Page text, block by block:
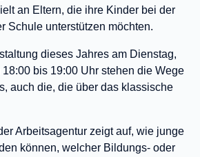
an Eltern, die ihre Kinder bei der
Schule unterstützen möchten.
dieses Jahres am Dienstag,
bis 19:00 Uhr stehen die Wege
auch die, die über das klassische
Arbeitsagentur zeigt auf, wie junge
können, welcher Bildungs- oder